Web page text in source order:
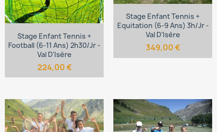
Stage Enfant Tennis +
Football (6-11 Ans) 2h30/jr -
Val D'Isère
224,00 €
Stage Enfant Tennis +
Equitation (6-9 Ans) 3h/jr -
Val D'Isère
349,00 €